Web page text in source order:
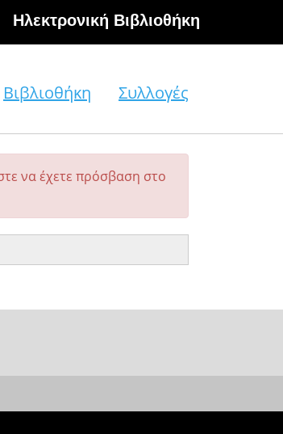
Hλεκτρονική Βιβλιοθήκη
Βιβλιοθήκη Συλλογές
να έχετε πρόσβαση στο